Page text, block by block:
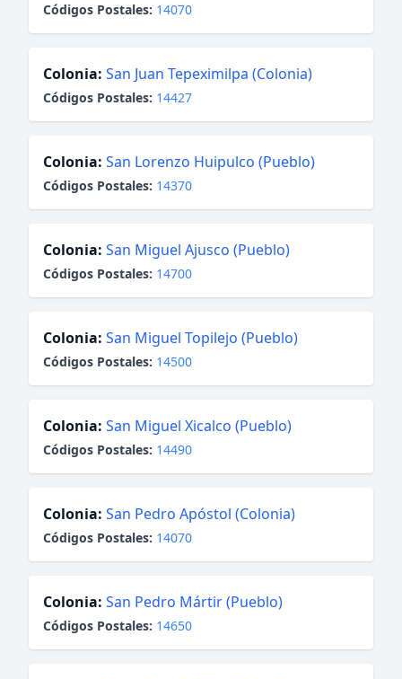
Códigos Postales: 14070
Colonia: San Juan Tepeximilpa (Colonia)
Códigos Postales: 14427
Colonia: San Lorenzo Huipulco (Pueblo)
Códigos Postales: 14370
Colonia: San Miguel Ajusco (Pueblo)
Códigos Postales: 14700
Colonia: San Miguel Topilejo (Pueblo)
Códigos Postales: 14500
Colonia: San Miguel Xicalco (Pueblo)
Códigos Postales: 14490
Colonia: San Pedro Apóstol (Colonia)
Códigos Postales: 14070
Colonia: San Pedro Mártir (Pueblo)
Códigos Postales: 14650